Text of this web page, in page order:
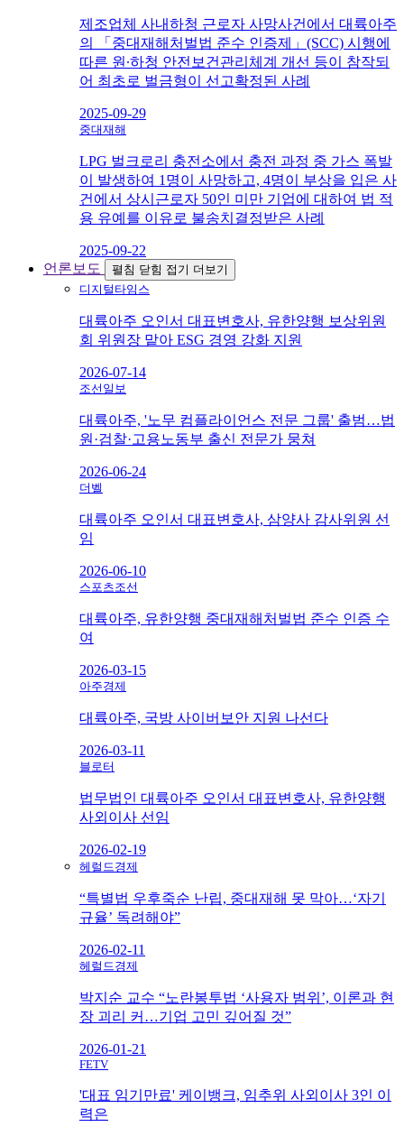
제조업체 사내하청 근로자 사망사건에서 대륙아주
의 「중대재해처벌법 준수 인증제」(SCC) 시행에
따른 원∙하청 안전보건관리체계 개선 등이 참작되
어 최초로 벌금형이 선고확정된 사례
2025-09-29
중대재해
LPG 벌크로리 충전소에서 충전 과정 중 가스 폭발
이 발생하여 1명이 사망하고, 4명이 부상을 입은 사
건에서 상시근로자 50인 미만 기업에 대하여 법 적
용 유예를 이유로 불송치결정받은 사례
2025-09-22
언론보도
펼침 닫힘 접기 더보기
디지털타임스
대륙아주 오인서 대표변호사, 유한양행 보상위원
회 위원장 맡아 ESG 경영 강화 지원
2026-07-14
조선일보
대륙아주, '노무 컴플라이언스 전문 그룹' 출범…법
원·검찰·고용노동부 출신 전문가 뭉쳐
2026-06-24
더벨
대륙아주 오인서 대표변호사, 삼양사 감사위원 선
임
2026-06-10
스포츠조선
대륙아주, 유한양행 중대재해처벌법 준수 인증 수
여
2026-03-15
아주경제
대륙아주, 국방 사이버보안 지원 나선다
2026-03-11
블로터
법무법인 대륙아주 오인서 대표변호사, 유한양행
사외이사 선임
2026-02-19
헤럴드경제
“특별법 우후죽순 난립, 중대재해 못 막아…‘자기
규율’ 독려해야”
2026-02-11
헤럴드경제
박지순 교수 “노란봉투법 ‘사용자 범위’, 이론과 현
장 괴리 커…기업 고민 깊어질 것”
2026-01-21
FETV
'대표 임기만료' 케이뱅크, 임추위 사외이사 3인 이
력은